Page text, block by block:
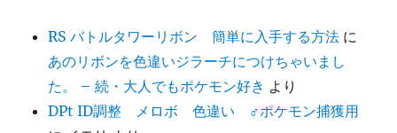
RS バトルタワーリボン 簡単に入手する方法 に
あのリボンを色違いジラーチにつけちゃいまし
た。 – 続・大人でもポケモン好き より
DPt ID調整 メロボ 色違い ♂ポケモン捕獲用